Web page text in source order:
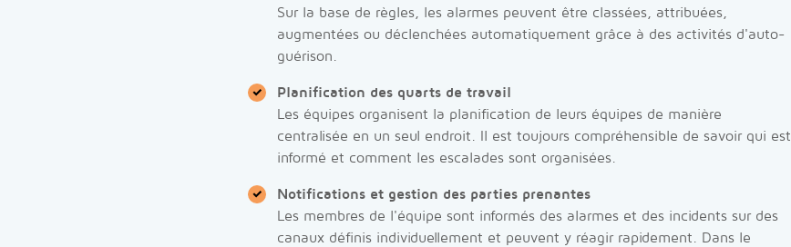
Sur la base de règles, les alarmes peuvent être classées, attribuées,
augmentées ou déclenchées automatiquement grâce à des activités d'auto-
guérison.
Planification des quarts de travail
Les équipes organisent la planification de leurs équipes de manière
centralisée en un seul endroit. Il est toujours compréhensible de savoir qui est
informé et comment les escalades sont organisées.
Notifications et gestion des parties prenantes
Les membres de l'équipe sont informés des alarmes et des incidents sur des
canaux définis individuellement et peuvent y réagir rapidement. Dans le